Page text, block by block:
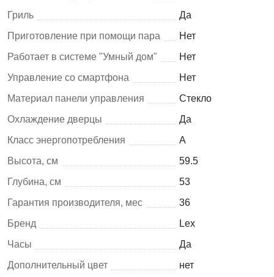
Гриль
Да
Приготовление при помощи пара
Нет
Работает в системе "Умный дом"
Нет
Управление со смартфона
Нет
Материал панели управления
Стекло
Охлаждение дверцы
Да
Класс энергопотребления
A
Высота, см
59.5
Глубина, см
53
Гарантия производителя, мес
36
Бренд
Lex
Часы
Да
Дополнительный цвет
нет